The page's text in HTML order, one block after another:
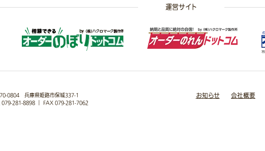
運営サイト
0804 兵庫県姫路市保城337-1
079-281-8898
FAX 079-281-7062
お知らせ 会社概要